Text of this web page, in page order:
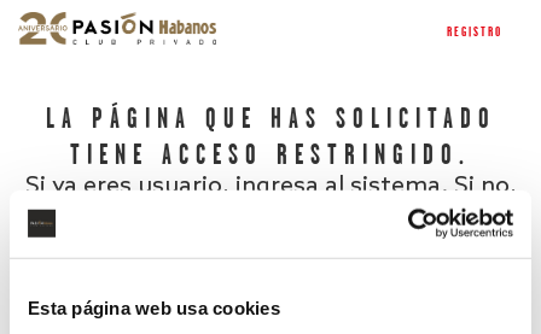
Esta página web usa cookies
REGISTRO
LA PÁGINA QUE HAS SOLICITADO
TIENE ACCESO RESTRINGIDO.
Si ya eres usuario, ingresa al sistema. Si no,